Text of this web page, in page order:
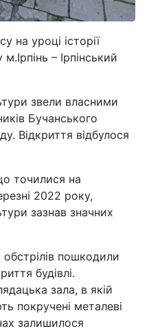
на уроці історії
– Ірпінський
звели власними
Бучанського
Відкриття відбулося
точилися на
2022 року,
зазнав значних
обстрілів пошкодили
будівлі.
зала, в якій
покручені металеві
залишилося